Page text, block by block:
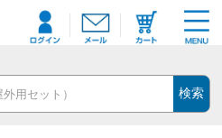
検索